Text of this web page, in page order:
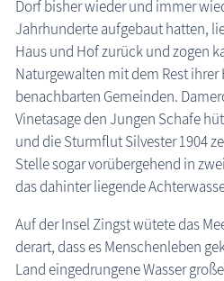
Dorf bisher wieder und immer
Jahrhunderte aufgebaut hatten,
Haus und Hof zurück und zogen
Naturgewalten mit dem Rest
benachbarten Gemeinden.
Vinetasage den Jungen Schafe
und die Sturmflut Silvester 1904
Stelle sogar vorübergehend in
das dahinter liegende
Auf der Insel Zingst wütete das
derart, dass es Menschenleben
Land eingedrungene Wasser